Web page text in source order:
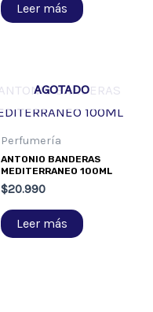
Leer más
AGOTADO
Perfumería
ANTONIO BANDERAS
MEDITERRANEO 100ML
$20.990
Leer más